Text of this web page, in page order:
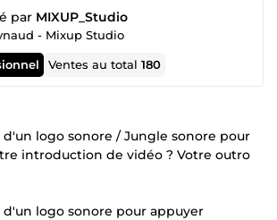
par MIXUP_Studio
- Mixup Studio
Ventes au total180
d'un logo sonore / Jungle sonore pour
introduction de vidéo ? Votre outro
d'un logo sonore pour appuyer